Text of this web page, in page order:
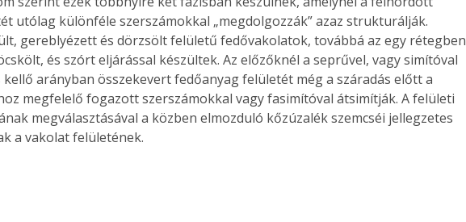
utólag különféle szerszámokkal „megdolgozzák” azaz strukturálják.
gereblyézett és dörzsölt felületű fedővakolatok, továbbá az egy rétegben
és szórt eljárással készültek. Az előzőknél a seprűvel, vagy simítóval
arányban összekevert fedőanyag felületét még a száradás előtt a
megfelelő fogazott szerszámokkal vagy fasimítóval átsimítják. A felületi
megválasztásával a közben elmozduló kőzúzalék szemcséi jellegzetes
a vakolat felületének.